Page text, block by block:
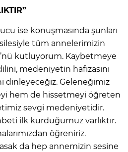
ise konuşmasında şunları
tüm annelerimizin
kutluyorum. Kaybetmeye
medeniyetin hafızasını
dinleyeceğiz. Geleneğimiz
hem de hissetmeyi öğreten
sevgi medeniyetidir.
ilk kurduğumuz varlıktır.
öğreniriz.
da hep annemizin sesine